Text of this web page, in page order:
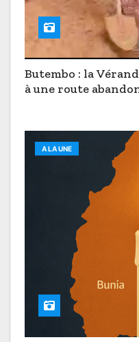
Butembo : la
à une route
A LA UNE